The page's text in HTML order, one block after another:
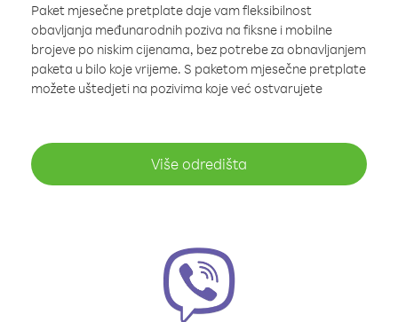
Paket mjesečne pretplate daje vam fleksibilnost
obavljanja međunarodnih poziva na fiksne i mobilne
brojeve po niskim cijenama, bez potrebe za obnavljanjem
paketa u bilo koje vrijeme. S paketom mjesečne pretplate
možete uštedjeti na pozivima koje već ostvarujete
Više odredišta